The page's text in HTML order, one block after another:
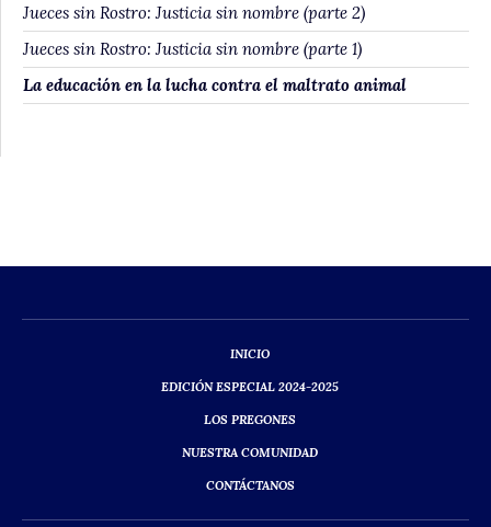
Jueces sin Rostro: Justicia sin nombre (parte 2)
Jueces sin Rostro: Justicia sin nombre (parte 1)
La educación en la lucha contra el maltrato animal
INICIO
EDICIÓN ESPECIAL 2024-2025
LOS PREGONES
NUESTRA COMUNIDAD
CONTÁCTANOS